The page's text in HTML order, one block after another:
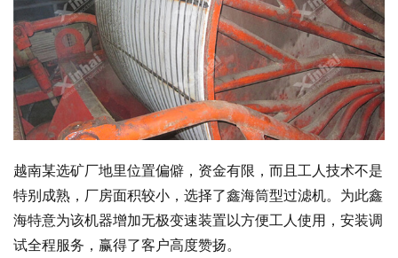
越南某选矿厂地里位置偏僻，资金有限，而且工人技术不是
特别成熟，厂房面积较小，选择了鑫海筒型过滤机。为此鑫
海特意为该机器增加无极变速装置以方便工人使用，安装调
试全程服务，赢得了客户高度赞扬。